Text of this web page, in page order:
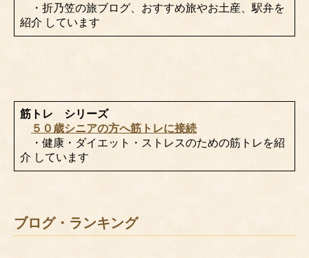
・折乃笠の旅ブログ、おすすめ旅やお土産、駅弁を
紹介 しています
筋トレ シリーズ
５０歳シニアの方へ筋トレに接続
・健康・ダイエット・ストレスのための筋トレを紹
介 しています
ブログ・ランキング